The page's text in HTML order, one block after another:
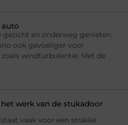
auto
gezicht en onderweg genieten.
ook gevoeliger voor
windturbulentie. Met de
werk van de stukadoor
vaak voor een strakke